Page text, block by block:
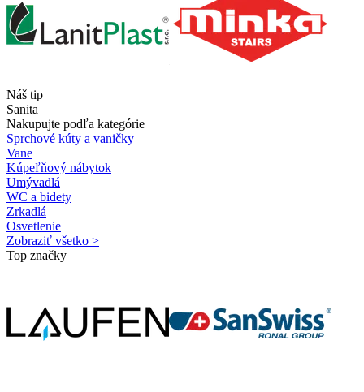
Náš tip
Sanita
Nakupujte podľa kategórie
Sprchové kúty a vaničky
Vane
Kúpeľňový nábytok
Umývadlá
WC a bidety
Zrkadlá
Osvetlenie
Zobraziť všetko >
Top značky